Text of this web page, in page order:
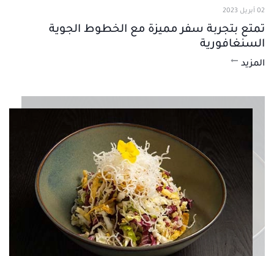
02 أبريل 2023
تمتع بتجربة سفر مميزة مع الخطوط الجوية
السنغافورية
المزيد